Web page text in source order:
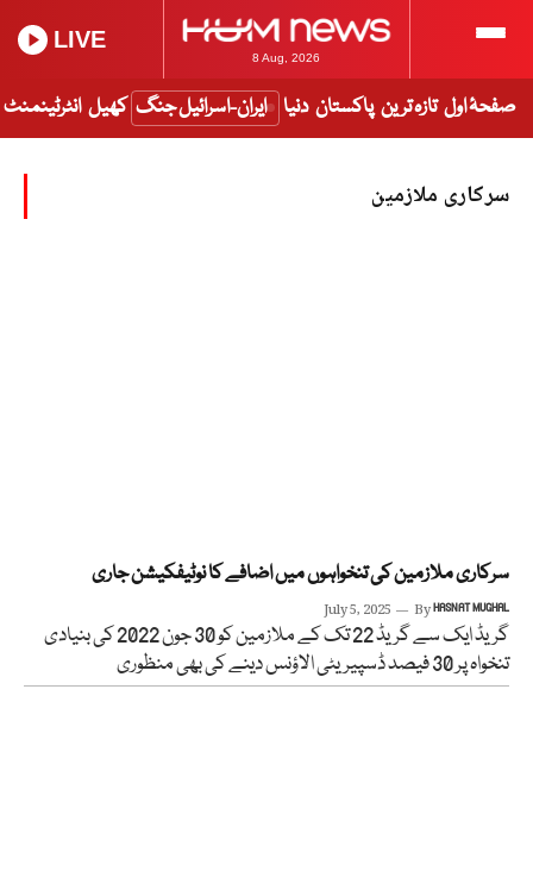
8 Aug, 2026
LIVE
صفحۂ اول تازہ ترین پاکستان دنیا ایران-اسرائیل جنگ کھیل انٹرٹینمنٹ
سرکاری ملازمین
سرکاری ملازمین کی تنخواہوں میں اضافے کا نوٹیفکیشن جاری
July 5, 2025 ByHASNAT MUGHAL
گریڈ ایک سے گریڈ 22 تک کے ملازمین کو 30 جون 2022 کی بنیادی
تنخواہ پر 30 فیصد ڈسپیریٹی الاؤنس دینے کی بھی منظوری